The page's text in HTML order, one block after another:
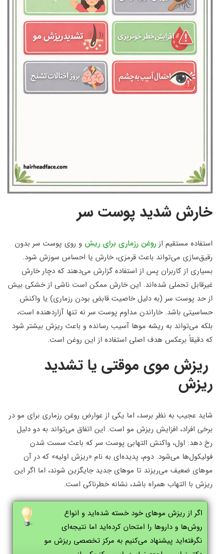
خارش شدید پوست سر
استفاده مستقیم از روغن رزماری برای ریش و روی پوست سر بدون
رقیق‌سازی می‌تواند باعث قرمزی، خارش یا احساس سوزش شود.
بسیاری از کاربران پس از استفاده گزارش می‌دهند که دچار خارش
غیرقابل تحملی شده‌اند. این خارش ممکن است ناشی از خشکی بیش
از حد پوست سر (به دلیل خاصیت قابض بودن رزماری) یا واکنش
حساسیتی باشد. خاراندن مداوم پوست سر نه تنها آزاردهنده است،
بلکه می‌تواند به ریشه موها آسیب رسانده و باعث ریزش بیشتر شود
که دقیقاً برعکس هدف اصلی استفاده از این روغن است.
ریزش موی موقتی یا تشدید
ریزش
شاید عجیب به نظر برسد، اما یکی از عوارض روغن رزماری برای مو در
برخی افراد، افزایش ریزش مو است. این اتفاق می‌تواند به دو دلیل
رخ دهد: اول، واکنش التهابی پوست سر که باعث سست شدن
فولیکول‌ها می‌شود. دوم، پدیده‌ای به نام «ریزش اولیه» که در آن
موهای ضعیف می‌ریزند تا موهای جدید جایگزین شوند، اما اگر این
ریزش با التهاب همراه باشد، نشانه خطرناکی است.
اگر از ریزش موهای خود خسته شده‌اید و انواع
روش‌ها و داروها را امتحان کرده‌اید اما نتیجه‌ای
نگرفته‌اید پیشنهاد می‌کنیم به مرکز تخصصی ریزش مو